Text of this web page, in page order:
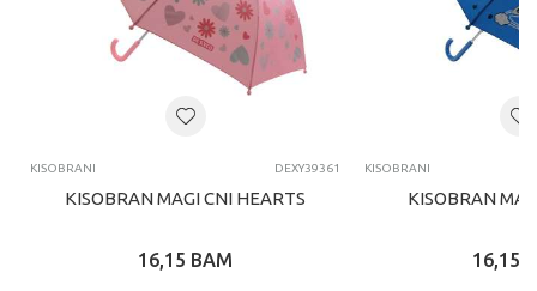
KISOBRANI DEXY39361
KISOBRAN MAGI CNI HEARTS
16,15 BAM
KISOBRANI
KISOBRAN
16,15